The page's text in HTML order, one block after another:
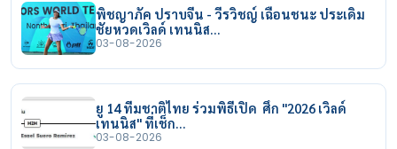
พิชญาภัค ปราบจีน - วีรวิชญ์ เฉือนชนะ ประเดิม
ชัยหวดเวิลด์ เทนนิส…
03-08-2026
ยู 14 ทีมชาติไทย ร่วมพิธีเปิด ศึก "2026 เวิลด์
เทนนิส" ที่เช็ก…
03-08-2026